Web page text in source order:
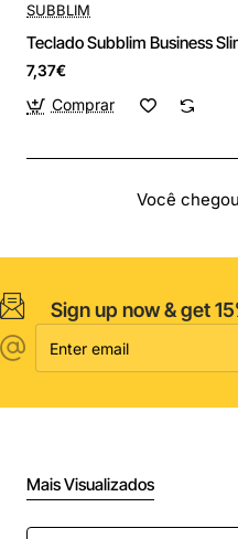
SUBBLIM
Teclado Subblim Business
7,37€
Comprar
Você
Sign up now & get
Enter
email
Mais Visualizados